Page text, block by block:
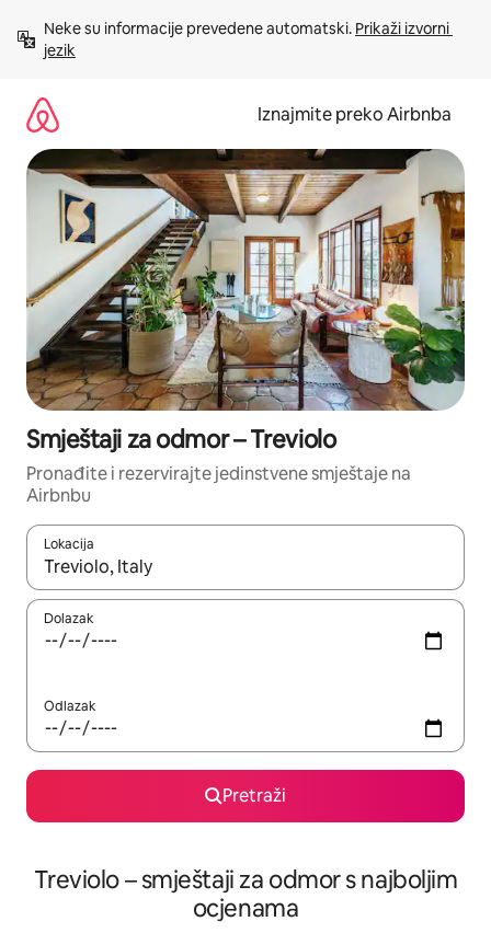
sadržaj
Neke su informacije prevedene automatski. Prikaži izvorni
jezik
Iznajmite preko Airbnba
Smještaji za odmor – Treviolo
Pronađite i rezervirajte jedinstvene smještaje na
Airbnbu
Lokacija
Kada budu dostupni rezultati, moći ćete ih pregledati
Dolazak
Odlazak
Pretraži
Treviolo – smještaji za odmor s najboljim
ocjenama